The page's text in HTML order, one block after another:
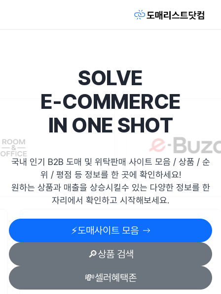
SOLVE
E-COMMERCE
IN ONE SHOT
국내 인기 B2B 도매 및 위탁판매 사이트 모음 / 상품 / 순
위 / 평점 등 정보를 한 곳에 확인하세요!
원하는 상품과 매출을 상승시킬수 있는 다양한 정보를 한
자리에서 확인하고 시작해보세요.
⚡️도매사이트 모음
🔎상품 검색
💸셀러혜택존